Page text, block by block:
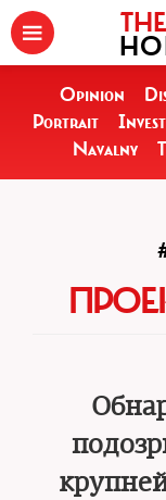
Opinion
Portrait
Navalny